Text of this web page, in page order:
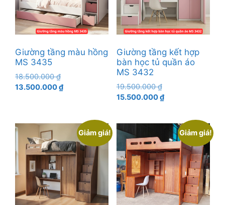
Giường tầng màu hồng
MS 3435
18.500.000₫Giá
gốc
13.500.000₫Giá
13.500.000 ₫.
Giường tầng kết hợp
bàn học tủ quần áo
MS 3432
19.500.000₫Giá
gốc
19.500.000 ₫.
15.500.000₫Giá
15.500.000 ₫.
Giảm giá! Giảm giá!